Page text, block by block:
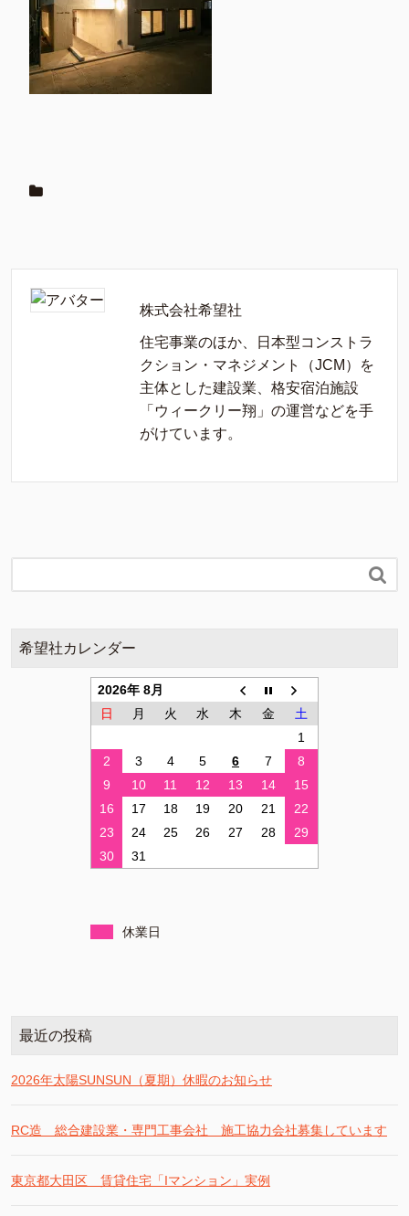
株式会社希望社
住宅事業のほか、日本型コンストラ
クション・マネジメント（JCM）を
主体とした建設業、格安宿泊施設
「ウィークリー翔」の運営などを手
がけています。

希望社カレンダー
2026年 8月
日
月 火 水 木 金
土
1
2
3 4 5 6 7
8
9
10 11 12 13 14
15
16
17 18 19 20 21
22
23
24 25 26 27 28
29
30
31
休業日
最近の投稿
2026年太陽SUNSUN（夏期）休暇のお知らせ
RC造 総合建設業・専門工事会社 施工協力会社募集しています
東京都大田区 賃貸住宅「Iマンション」実例